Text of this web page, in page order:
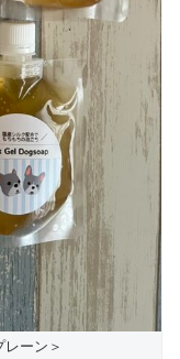
ーン＞